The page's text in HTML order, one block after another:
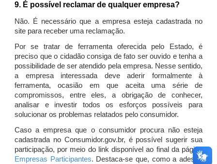
9. É possível reclamar de qualquer empresa?
Não. É necessário que a empresa esteja cadastrada no
site para receber uma reclamação.
Por se tratar de ferramenta oferecida pelo Estado, é
preciso que o cidadão consiga de fato ser ouvido e tenha a
possibilidade de ser atendido pela empresa. Nesse sentido,
a empresa interessada deve aderir formalmente à
ferramenta, ocasião em que aceita uma série de
compromissos, entre eles, a obrigação de conhecer,
analisar e investir todos os esforços possíveis para
solucionar os problemas relatados pelo consumidor.
Caso a empresa que o consumidor procura não esteja
cadastrada no Consumidor.gov.br, é possível sugerir sua
participação, por meio do link disponível ao final da página
Empresas Participantes. Destaca-se que, como a adesão